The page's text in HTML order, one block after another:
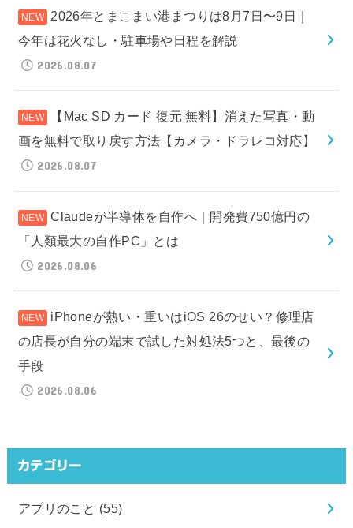
2026年とまこまい港まつりは8月7日〜9日｜
今年は花火なし・駐車場や日程を解説
2026.08.07
【Mac SD カード 復元 無料】消えた写真・動
画を無料で取り戻す方法【カメラ・ドラレコ対応】
2026.08.07
Claudeが半導体を自作へ｜開発費750億円の
「人類最大の自作PC」とは
2026.08.06
iPhoneが熱い・重いはiOS 26のせい？修理店
の店長が自分の端末で試した対処法5つと、最後の
手段
2026.08.06
カテゴリー
アプリのこと (55)